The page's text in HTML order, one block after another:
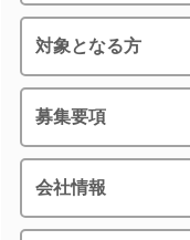
対象となる方
募集要項
会社情報